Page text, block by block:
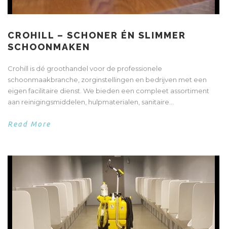
CROHILL – SCHONER ÉN SLIMMER
SCHOONMAKEN
Crohill is dé groothandel voor de professionele
schoonmaakbranche, zorginstellingen en bedrijven met een
eigen facilitaire dienst. We bieden een compleet assortiment
aan reinigingsmiddelen, hulpmaterialen, sanitaire...
Read More